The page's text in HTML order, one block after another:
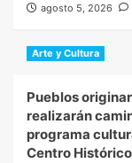
agosto 5, 2026
Arte y Cultura
Pueblos
realizarán
programa
Centro Histórico